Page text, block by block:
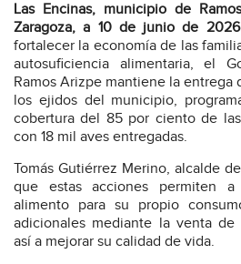
Las Encinas, municipio de
Zaragoza, a 10 de junio de
fortalecer la economía de las
autosuficiencia alimentaria, el
Ramos Arizpe mantiene la entrega
los ejidos del municipio,
cobertura del 85 por ciento de
con 18 mil aves entregadas.
Tomás Gutiérrez Merino, alcalde
que estas acciones permiten
alimento para su propio
adicionales mediante la venta
así a mejorar su calidad de vida.